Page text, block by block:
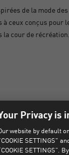
de la mode
à ceux conçus
la cour de récréation.
Privacy is
website by default
SETTINGS"
SETTINGS”.